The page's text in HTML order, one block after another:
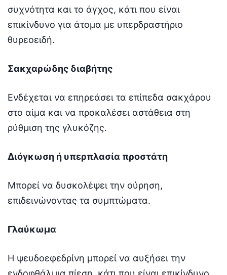
συχνότητα και το άγχος, κάτι που είναι
επικίνδυνο για άτομα με υπερδραστήριο
θυρεοειδή.
Σακχαρώδης διαβήτης
Ενδέχεται να επηρεάσει τα επίπεδα σακχάρου
στο αίμα και να προκαλέσει αστάθεια στη
ρύθμιση της γλυκόζης.
Διόγκωση ή υπερπλασία προστάτη
Μπορεί να δυσκολέψει την ούρηση,
επιδεινώνοντας τα συμπτώματα.
Γλαύκωμα
Η ψευδοεφεδρίνη μπορεί να αυξήσει την